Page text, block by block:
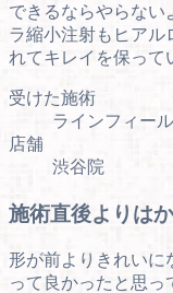
できるならやらない
ラ縮小注射もヒアル
れてキレイを保って
受けた施術
ラインフィー
店舗
渋谷院
施術直後よりは
形が前よりきれいに
って良かったと思っ